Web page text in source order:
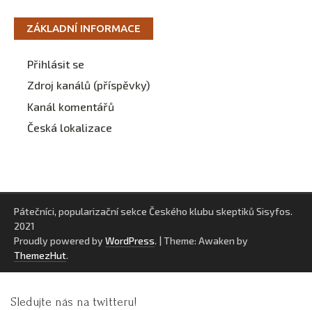
ZÁKLADNÍ INFORMACE
Přihlásit se
Zdroj kanálů (příspěvky)
Kanál komentářů
Česká lokalizace
Pátečníci, popularizační sekce Českého klubu skeptiků Sisyfos.
2021
Proudly powered by WordPress. | Theme: Awaken by
ThemezHut.
Sledujte nás na twitteru!